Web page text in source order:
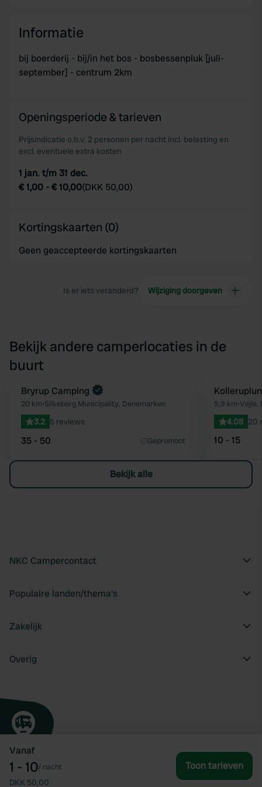
Vanaf
1 - 10/ nacht
DKK 50,00
Toon tarieven
Informatie
bij boerderij - bij/in het bos - bosbessenpluk [juli-
september] - centrum 2km
Openingsperiode & tarieven
Prijsindicatie o.b.v. 2 personen per nacht incl. belasting en
excl. eventuele extra kosten
1 jan. t/m 31 dec.
€ 1,00 -€ 10,00(DKK 50,00)
Kortingskaarten (0)
Geen geaccepteerde kortingskaarten
Is er iets veranderd? Wijziging doorgeven
Bekijk andere camperlocaties in de
buurt
Favoriet
Boek direct
Bryrup Camping
20 km•Silkeborg Municipality, Denemarken
3.2 5 reviews
35 - 50 Gepromoot
5,9 km•Vejle,
4.08 20
10 - 15
Bekijk alle
NKC Campercontact
Populaire landen/thema's
Zakelijk
Overig